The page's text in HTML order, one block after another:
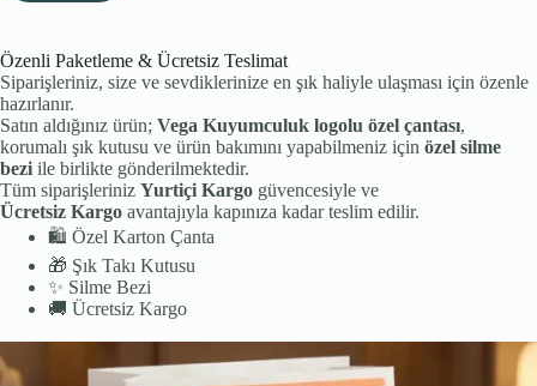
Özenli Paketleme & Ücretsiz Teslimat
Siparişleriniz, size ve sevdiklerinize en şık haliyle ulaşması için özenle
hazırlanır.
Satın aldığınız ürün; Vega Kuyumculuk logolu özel çantası,
korumalı şık kutusu ve ürün bakımını yapabilmeniz için özel silme
bezi ile birlikte gönderilmektedir.
Tüm siparişleriniz Yurtiçi Kargo güvencesiyle ve
Ücretsiz Kargo avantajıyla kapınıza kadar teslim edilir.
🛍️ Özel Karton Çanta
🎁 Şık Takı Kutusu
✨ Silme Bezi
🚚 Ücretsiz Kargo